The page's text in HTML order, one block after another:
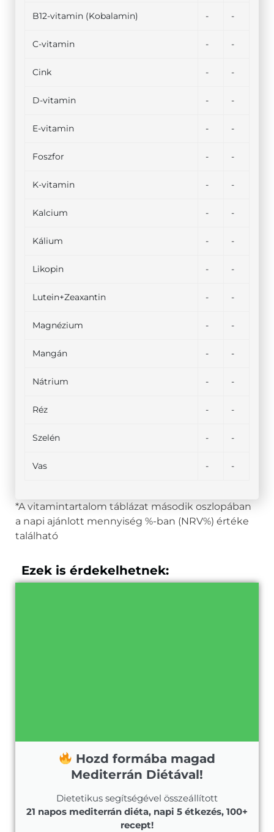
B12-vitamin (Kobalamin) - -
C-vitamin - -
Cink - -
D-vitamin - -
E-vitamin - -
Foszfor - -
K-vitamin - -
Kalcium - -
Kálium - -
Likopin - -
Lutein+Zeaxantin - -
Magnézium - -
Mangán - -
Nátrium - -
Réz - -
Szelén - -
Vas - -
*A vitamintartalom táblázat második oszlopában
a napi ajánlott mennyiség %-ban (NRV%) értéke
található
Ezek is érdekelhetnek:
Hozd formába magad
Mediterrán Diétával!
Dietetikus segítségével összeállított
21 napos mediterrán diéta, napi 5 étkezés, 100+
recept!